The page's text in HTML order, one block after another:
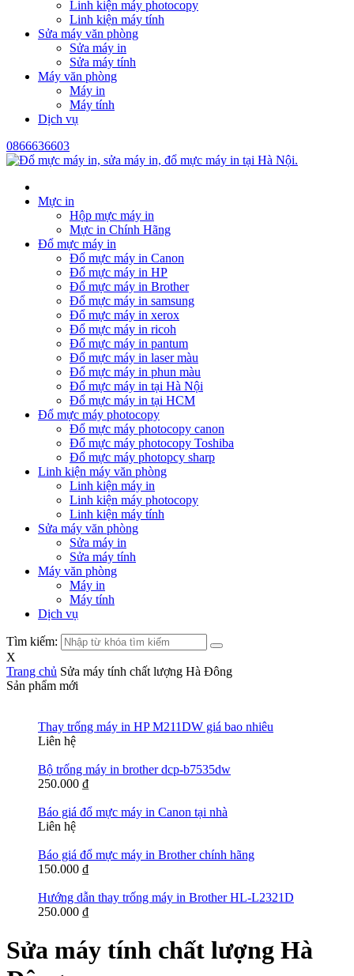
Linh kiện máy photocopy
Linh kiện máy tính
Sửa máy văn phòng
Sửa máy in
Sửa máy tính
Máy văn phòng
Máy in
Máy tính
Dịch vụ
0866636603
Mực in
Hộp mực máy in
Mực in Chính Hãng
Đổ mực máy in
Đổ mực máy in Canon
Đổ mực máy in HP
Đổ mực máy in Brother
Đổ mực máy in samsung
Đổ mực máy in xerox
Đổ mực máy in ricoh
Đổ mực máy in pantum
Đổ mực máy in laser màu
Đổ mực máy in phun màu
Đổ mực máy in tại Hà Nội
Đổ mực máy in tại HCM
Đổ mực máy photocopy
Đổ mực máy photocopy canon
Đổ mực máy photocopy Toshiba
Đổ mực máy photopcy sharp
Linh kiện máy văn phòng
Linh kiện máy in
Linh kiện máy photocopy
Linh kiện máy tính
Sửa máy văn phòng
Sửa máy in
Sửa máy tính
Máy văn phòng
Máy in
Máy tính
Dịch vụ
Tìm kiếm:
X
Trang chủ Sửa máy tính chất lượng Hà Đông
Sản phẩm mới
Thay trống máy in HP M211DW giá bao nhiêu
Liên hệ
Bộ trống máy in brother dcp-b7535dw
250.000 ₫
Báo giá đổ mực máy in Canon tại nhà
Liên hệ
Báo giá đổ mực máy in Brother chính hãng
150.000 ₫
Hướng dẫn thay trống máy in Brother HL-L2321D
250.000 ₫
Sửa máy tính chất lượng Hà